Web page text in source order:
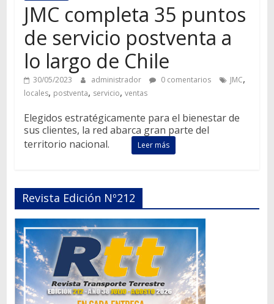
JMC completa 35 puntos
de servicio postventa a
lo largo de Chile
30/05/2023 administrador 0 comentarios JMC,
locales, postventa, servicio, ventas
Elegidos estratégicamente para el bienestar de
sus clientes, la red abarca gran parte del
territorio nacional.
Leer más
Revista Edición Nº212